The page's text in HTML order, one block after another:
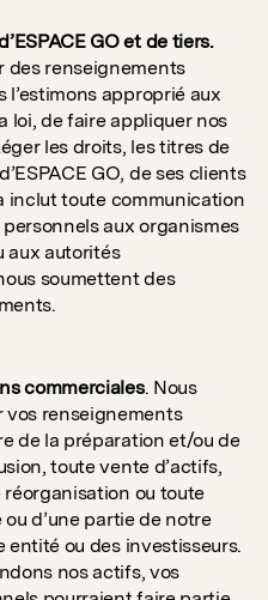
GO et de tiers.
des renseignements
l’estimons approprié aux
loi, de faire appliquer nos
les droits, les titres de
GO, de ses clients
inclut toute communication
aux organismes
aux autorités
soumettent des
commerciales. Nous
vos renseignements
de la préparation et/ou de
toute vente d’actifs,
ou toute
d’une partie de notre
ou des investisseurs.
nos actifs, vos